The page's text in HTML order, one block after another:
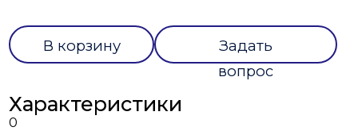
В корзину
Задать
вопрос
Характеристики
0